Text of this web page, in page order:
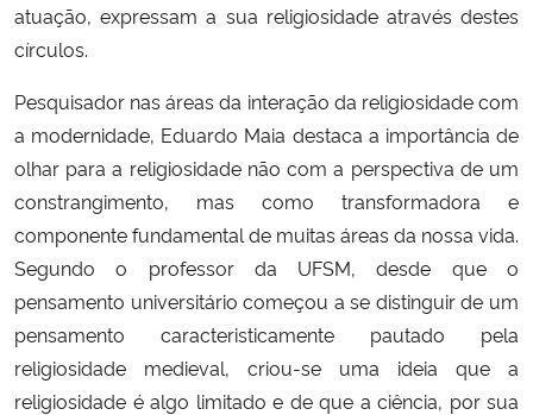
Ministério do Turismo
Controladoria-Geral da União
Ministério da Mulher, da Família e dos Direitos Humanos
Secretaria-Geral
Secretaria de Governo
atuação, expressam a sua religiosidade através destes
círculos.
Pesquisador nas áreas da interação da religiosidade com
a modernidade, Eduardo Maia destaca a importância de
olhar para a religiosidade não com a perspectiva de um
constrangimento, mas como transformadora e
componente fundamental de muitas áreas da nossa vida.
Segundo o professor da UFSM, desde que o
pensamento universitário começou a se distinguir de um
pensamento caracteristicamente pautado pela
religiosidade medieval, criou-se uma ideia que a
religiosidade é algo limitado e de que a ciência, por sua